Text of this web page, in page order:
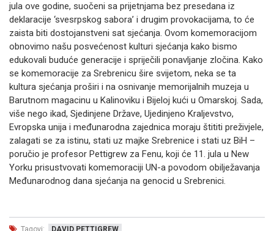
jula ove godine, suočeni sa prijetnjama bez presedana iz
deklaracije ‘svesrpskog sabora’ i drugim provokacijama, to će
zaista biti dostojanstveni sat sjećanja. Ovom komemoracijom
obnovimo našu posvećenost kulturi sjećanja kako bismo
edukovali buduće generacije i spriječili ponavljanje zločina. Kako
se komemoracije za Srebrenicu šire svijetom, neka se ta
kultura sjećanja proširi i na osnivanje memorijalnih muzeja u
Barutnom magacinu u Kalinoviku i Bijeloj kući u Omarskoj. Sada,
više nego ikad, Sjedinjene Države, Ujedinjeno Kraljevstvo,
Evropska unija i međunarodna zajednica moraju štititi preživjele,
zalagati se za istinu, stati uz majke Srebrenice i stati uz BiH –
poručio je profesor Pettigrew za Fenu, koji će 11. jula u New
Yorku prisustvovati komemoraciji UN-a povodom obilježavanja
Međunarodnog dana sjećanja na genocid u Srebrenici.
Tagovi: DAVID PETTIGREW